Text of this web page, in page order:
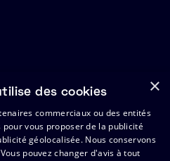
Femmes 2025
×
des cookies
commerciaux ou des entités
vous proposer de la publicité
géolocalisée. Nous conservons
pouvez changer d'avis à tout